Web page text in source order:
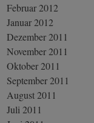
Februar 2012
Januar 2012
Dezember 2011
November 2011
Oktober 2011
September 2011
August 2011
Juli 2011